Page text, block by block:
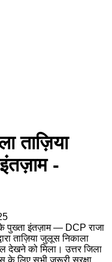
ताज़िया
-
के पुख्ता इंतज़ाम — DCP राजा
ताज़िया जुलूस निकाला
देखने को मिला। उत्तर जिला
के लिए सभी जरूरी सुरक्षा